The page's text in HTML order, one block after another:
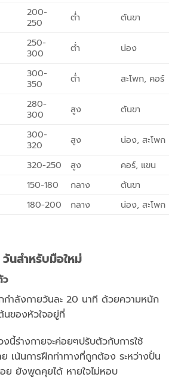
200-
250
ต่ำ ต้นขา
250-
300
ต่ำ น่อง
300-
350
ต่ำ สะโพก, คอร์
280-
300
สูง ต้นขา
300-
320
สูง
น่อง, สะโพก
320-250 สูง คอร์, แขน
150-180 กลาง
ต้นขา
180-200 กลาง น่อง, สะโพก
นสำหรับมือใหม่
ว
กำลังกายวันละ 20 นาที ด้วยความหนัก
นของหัวใจอยู่ที่
นี้ร่างกายจะค่อยๆปรับตัวกับการใช้
เน้นการฝึกท่าทางที่ถูกต้อง ระหว่างปั่น
ย ยังพูดคุยได้ หายใจไม่หอบ